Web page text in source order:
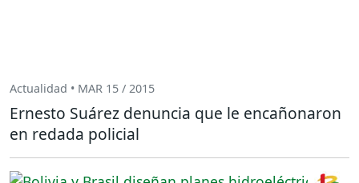
Actualidad • MAR 15 / 2015
Ernesto Suárez denuncia que le encañonaron
en redada policial